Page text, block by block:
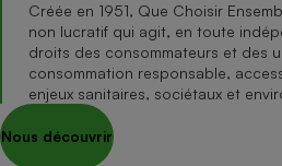
Créée en 1951, Que Choisir
non lucratif qui agit, en toute
droits des consommateurs et des
consommation responsable,
enjeux sanitaires, sociétaux et
Nous découvrir